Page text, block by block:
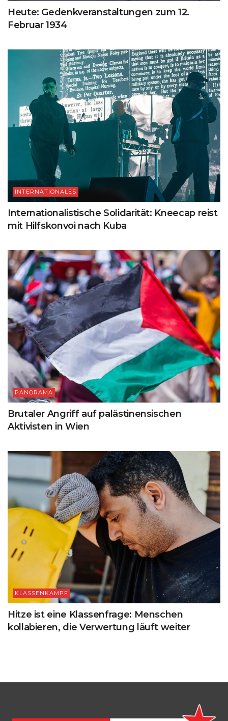
Heute: Gedenkveranstaltungen zum 12.
Februar 1934
INTERNATIONALES
Internationalistische Solidarität: Kneecap reist
mit Hilfskonvoi nach Kuba
PANORAMA
Brutaler Angriff auf palästinensischen
Aktivisten in Wien
KLASSENKAMPF
Hitze ist eine Klassenfrage: Menschen
kollabieren, die Verwertung läuft weiter